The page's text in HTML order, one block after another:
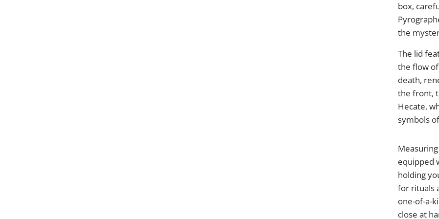
box,
the
The lid
the flow
death,
the front,
Hecate,
symbols
equipped
holding
for rituals
one-of-a-
close at